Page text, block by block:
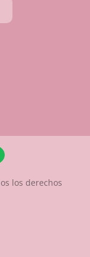
los derechos